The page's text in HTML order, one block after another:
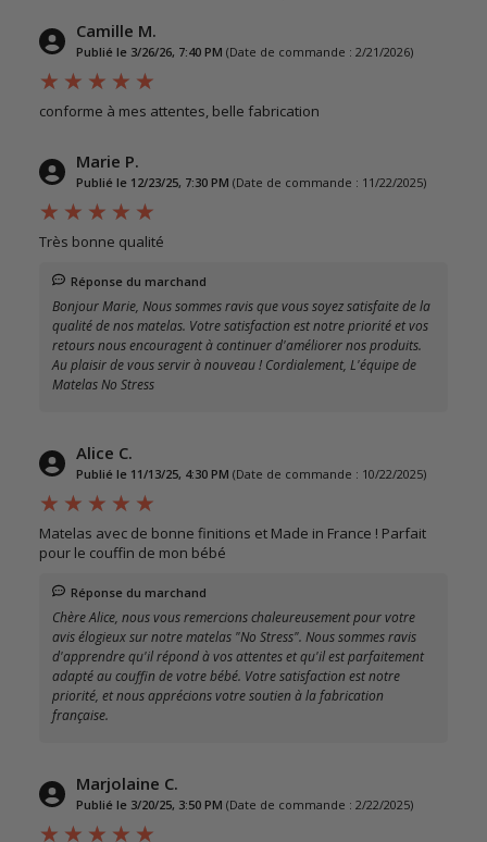
Camille M.
Publié le 3/26/26, 7:40 PM (Date de commande : 2/21/2026)
conforme à mes attentes, belle fabrication
Marie P.
Publié le 12/23/25, 7:30 PM (Date de commande : 11/22/2025)
Très bonne qualité
Réponse du marchand
Bonjour Marie, Nous sommes ravis que vous soyez satisfaite de la
qualité de nos matelas. Votre satisfaction est notre priorité et vos
retours nous encouragent à continuer d'améliorer nos produits.
Au plaisir de vous servir à nouveau ! Cordialement, L'équipe de
Matelas No Stress
Alice C.
Publié le 11/13/25, 4:30 PM (Date de commande : 10/22/2025)
Matelas avec de bonne finitions et Made in France ! Parfait
pour le couffin de mon bébé
Réponse du marchand
Chère Alice, nous vous remercions chaleureusement pour votre
avis élogieux sur notre matelas "No Stress". Nous sommes ravis
d'apprendre qu'il répond à vos attentes et qu'il est parfaitement
adapté au couffin de votre bébé. Votre satisfaction est notre
priorité, et nous apprécions votre soutien à la fabrication
française.
Marjolaine C.
Publié le 3/20/25, 3:50 PM (Date de commande : 2/22/2025)